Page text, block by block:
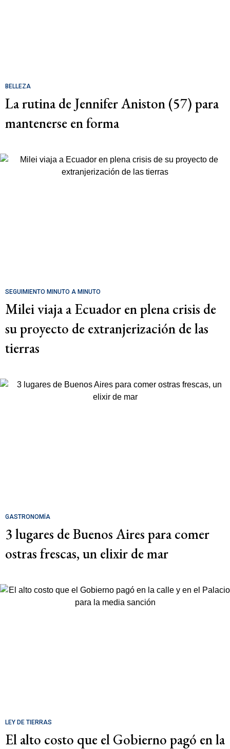
BELLEZA
La rutina de Jennifer Aniston (57) para
mantenerse en forma
SEGUIMIENTO MINUTO A MINUTO
Milei viaja a Ecuador en plena crisis de
su proyecto de extranjerización de las
tierras
GASTRONOMÍA
3 lugares de Buenos Aires para comer
ostras frescas, un elixir de mar
LEY DE TIERRAS
El alto costo que el Gobierno pagó en la